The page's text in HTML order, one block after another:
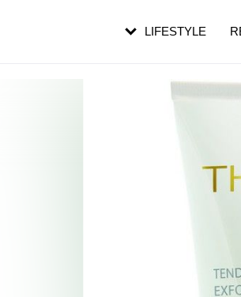
LIFESTYLE
pe măsură ce înaintezi în vârstă